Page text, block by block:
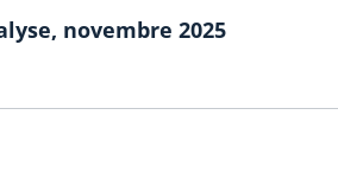
novembre 2025